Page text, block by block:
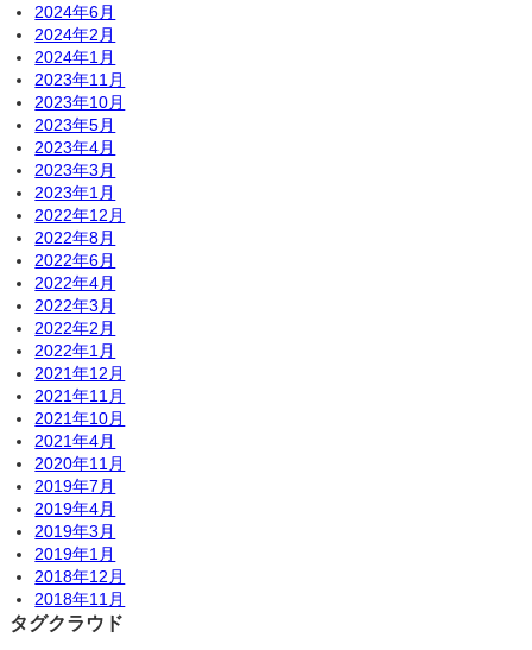
2024年6月
2024年2月
2024年1月
2023年11月
2023年10月
2023年5月
2023年4月
2023年3月
2023年1月
2022年12月
2022年8月
2022年6月
2022年4月
2022年3月
2022年2月
2022年1月
2021年12月
2021年11月
2021年10月
2021年4月
2020年11月
2019年7月
2019年4月
2019年3月
2019年1月
2018年12月
2018年11月
タグクラウド